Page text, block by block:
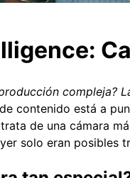
compleja?
contenido está a
de una cámara
solo eran posibles